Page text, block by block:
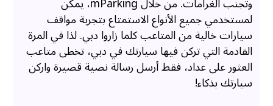
لمستخدمي جميع الأنواع الاستمتاع بتجربة مواقف
سيارات خالية من المتاعب كلما زاروا دبي. لذا في المرة
القادمة التي تركن فيها سيارتك في دبي، تخطى متاعب
العثور على عداد، فقط أرسل رسالة نصية قصيرة واركن
سيارتك بذكاء!